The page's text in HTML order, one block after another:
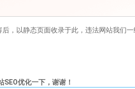
，以静态页面收录于此，违法网站我们
SEO优化一下，谢谢！